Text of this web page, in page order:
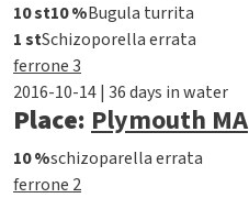
10 st10 %Bugula turrita
1 stSchizoporella errata
ferrone 3
2016-10-14 | 36 days in water
Place:Plymouth MA
10 %schizoparella errata
ferrone 2